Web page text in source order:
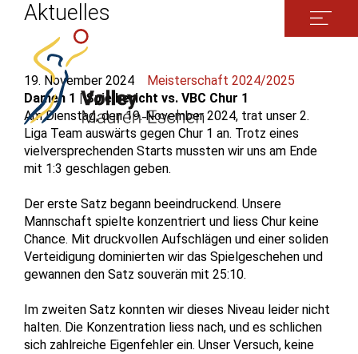
Aktuelles
19. November 2024 Meisterschaft 2024/2025
Damen 1 | Spielbericht vs. VBC Chur 1
Am Dienstag, den 19. November 2024, trat unser 2.
Liga Team auswärts gegen Chur 1 an. Trotz eines
vielversprechenden Starts mussten wir uns am Ende
mit 1:3 geschlagen geben.
Der erste Satz begann beeindruckend. Unsere
Mannschaft spielte konzentriert und liess Chur keine
Chance. Mit druckvollen Aufschlägen und einer soliden
Verteidigung dominierten wir das Spielgeschehen und
gewannen den Satz souverän mit 25:10.
Im zweiten Satz konnten wir dieses Niveau leider nicht
halten. Die Konzentration liess nach, und es schlichen
sich zahlreiche Eigenfehler ein. Unser Versuch, keine